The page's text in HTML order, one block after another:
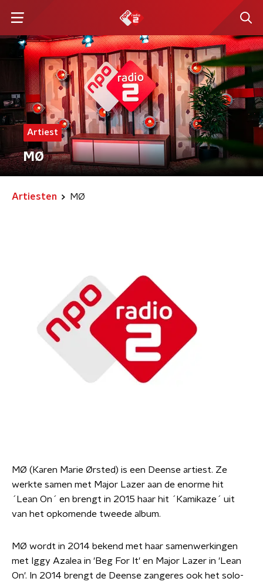
Artiest
MØ
Artiesten MØ
MØ (Karen Marie Ørsted) is een Deense artiest. Ze
werkte samen met Major Lazer aan de enorme hit
´Lean On´ en brengt in 2015 haar hit ´Kamikaze´ uit
van het opkomende tweede album.
MØ wordt in 2014 bekend met haar samenwerkingen
met Iggy Azalea in 'Beg For It' en Major Lazer in 'Lean
On'. In 2014 brengt de Deense zangeres ook het solo-